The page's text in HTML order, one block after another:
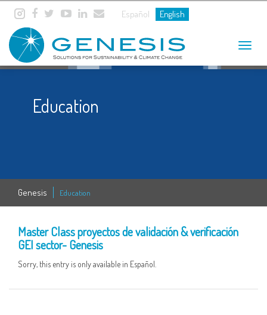
Español English
Toggle
Education
Genesis
Education
21 MAR
Master Class proyectos de validación & verificación
GEI sector- Genesis
Sorry, this entry is only available in Español.